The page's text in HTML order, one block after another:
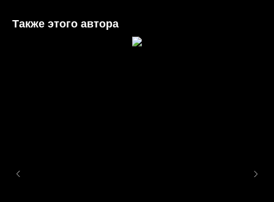
Также этого автора